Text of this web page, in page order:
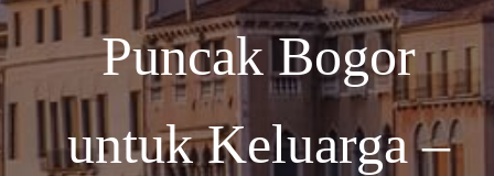
Puncak Bogor
untuk Keluarga –